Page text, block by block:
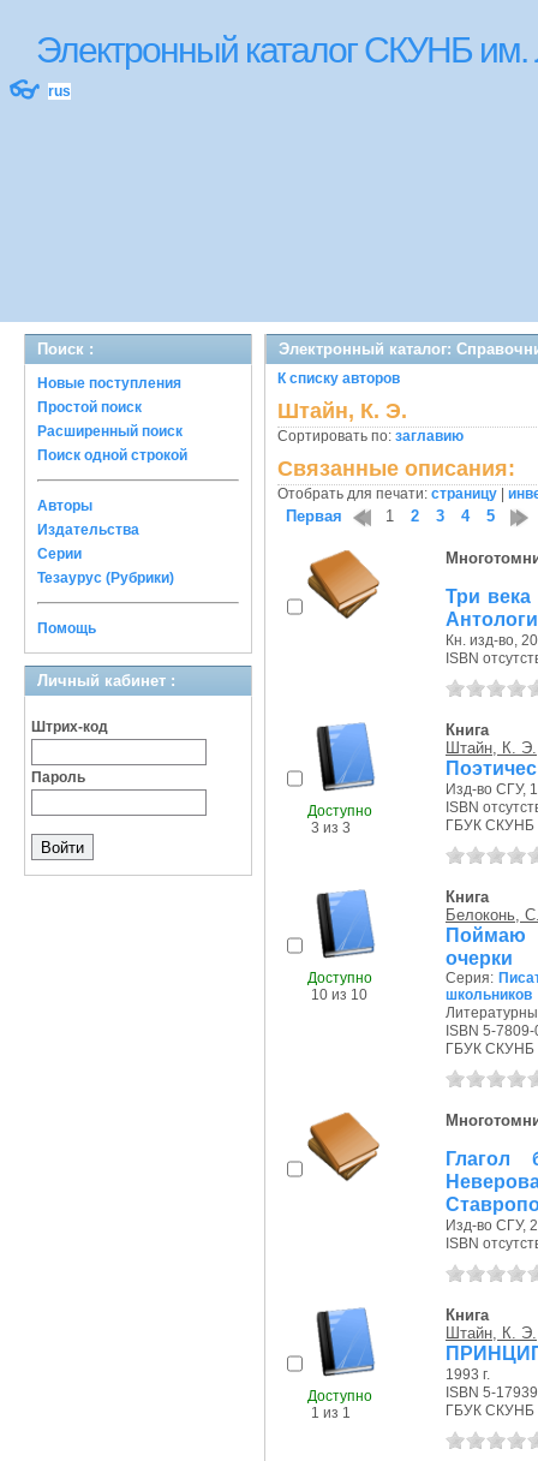
Электронный каталог СКУНБ
👓 rus
Поиск :
Новые поступления
Простой поиск
Расширенный поиск
Поиск одной строкой
Авторы
Издательства
Серии
Тезаурус (Рубрики)
Помощь
Личный кабинет :
Штрих-код
Пароль
Электронный каталог:
К списку авторов
Штайн, К. Э.
Сортировать по: заглавию
Связанные описания:
Отобрать для печати: страницу
Первая 1 2 3 4 5
Три века
Кн. изд-во,
ISBN
Доступно
3 из 3
Книга
Штайн, К. Э.
Изд-во СГУ,
ISBN
ГБУК
Доступно
10 из 10
Книга
Белоконь,
Поймаю
очерки
Серия:
школьников
ISBN 5-
ГБУК
Глагол
Изд-во СГУ,
ISBN
Доступно
1 из 1
Книга
Штайн, К. Э.
1993 г.
ISBN 5-
ГБУК